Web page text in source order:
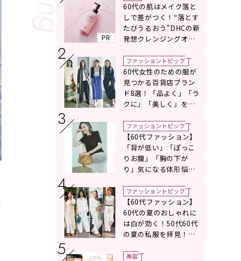
PR
60代の肌はメイク落と
しで差がつく！“落とす
たびうるおう”DHCの新
発想クレンジングオイ
ファッショントピック
60代女性のための服が
見つかる百貨店ブラン
ド8選！「品よく」「ラ
クに」「美しく」を叶
ファッショントピック
【60代ファッション】
「背が低い」「ぽっこ
りお腹」「胸の下が
り」気になる体形悩み
の選び方〉をスタイリ
スト地曳いく子さんが
アドバイス！
ファッショントピック
【60代ファッション】
60代の夏のおしゃれに
は白が効く！50代60代
の夏の私服を拝見！白
の魔術】
美容